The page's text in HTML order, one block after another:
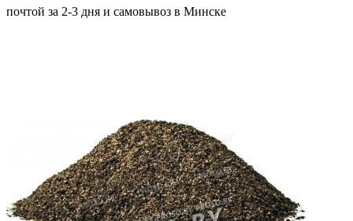
почтой за 2-3 дня и самовывоз в Минске